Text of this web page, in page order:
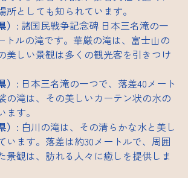
所としても知られています。
: 諸国民戦争記念碑 日本三名滝の一
トルの滝です。華厳の滝は、富士山の
美しい景観は多くの観光客を引きつけ
: 日本三名滝の一つで、落差40メート
の滝は、その美しいカーテン状の水の
す。
: 白川の滝は、その清らかな水と美し
います。落差は約30メートルで、周囲
景観は、訪れる人々に癒しを提供しま